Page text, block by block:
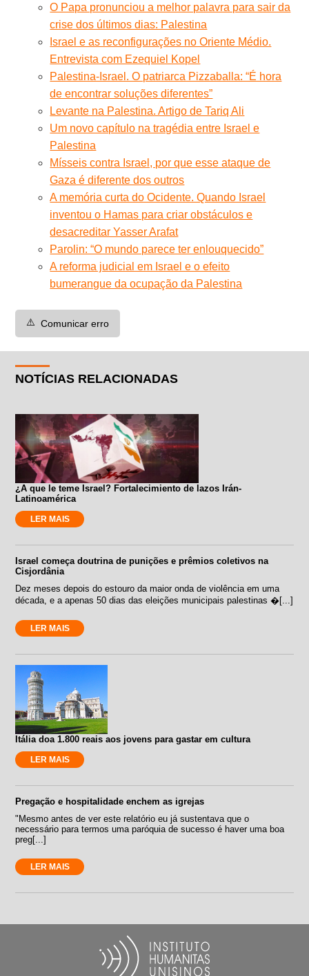
O Papa pronunciou a melhor palavra para sair da
crise dos últimos dias: Palestina
Israel e as reconfigurações no Oriente Médio.
Entrevista com Ezequiel Kopel
Palestina-Israel. O patriarca Pizzaballa: “É hora
de encontrar soluções diferentes”
Levante na Palestina. Artigo de Tariq Ali
Um novo capítulo na tragédia entre Israel e
Palestina
Mísseis contra Israel, por que esse ataque de
Gaza é diferente dos outros
A memória curta do Ocidente. Quando Israel
inventou o Hamas para criar obstáculos e
desacreditar Yasser Arafat
Parolin: “O mundo parece ter enlouquecido”
A reforma judicial em Israel e o efeito
bumerangue da ocupação da Palestina
⚠️ Comunicar erro
NOTÍCIAS RELACIONADAS
¿A que le teme Israel? Fortalecimiento de lazos Irán-
Latinoamérica
LER MAIS
Israel começa doutrina de punições e prêmios coletivos na
Cisjordânia
Dez meses depois do estouro da maior onda de violência em uma
década, e a apenas 50 dias das eleições municipais palestinas �[...]
LER MAIS
Itália doa 1.800 reais aos jovens para gastar em cultura
LER MAIS
Pregação e hospitalidade enchem as igrejas
"Mesmo antes de ver este relatório eu já sustentava que o
necessário para termos uma paróquia de sucesso é haver uma boa
preg[...]
LER MAIS